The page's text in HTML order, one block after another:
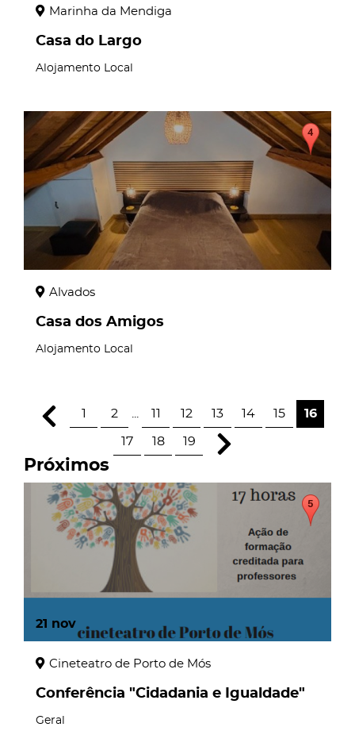
Marinha da Mendiga
Casa do Largo
Alojamento Local
page
Alvados
Casa dos Amigos
Alojamento Local
1 2 11 12 13 14 15 16
17 18 19
Próximos
21 nov
Cineteatro de Porto de Mós
Conferência "Cidadania e Igualdade"
Geral